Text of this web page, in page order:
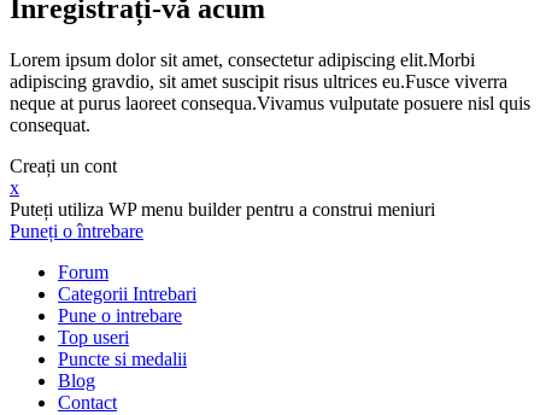
Înregistrați-vă acum
Lorem ipsum dolor sit amet, consectetur adipiscing elit.Morbi
adipiscing gravdio, sit amet suscipit risus ultrices eu.Fusce viverra
neque at purus laoreet consequa.Vivamus vulputate posuere nisl quis
consequat.
Creați un cont
x
Puteți utiliza WP menu builder pentru a construi meniuri
Puneți o întrebare
Forum
Categorii Intrebari
Pune o intrebare
Top useri
Puncte si medalii
Blog
Contact